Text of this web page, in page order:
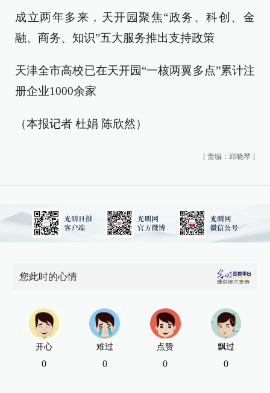
成立两年多来，天开园聚焦“政务、科创、金
融、商务、知识”五大服务推出支持政策
天津全市高校已在天开园“一核两翼多点”累计注
册企业1000余家
（本报记者 杜娟 陈欣然）
[ 责编：邱晓琴 ]
您此时的心情
开心
0
难过
0
点赞
0
飘过
0